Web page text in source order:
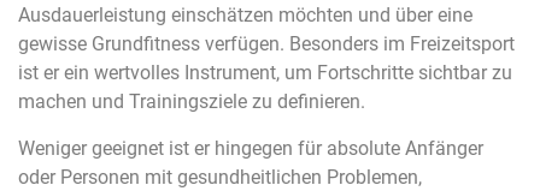
Ausdauerleistung einschätzen möchten und über eine
gewisse Grundfitness verfügen. Besonders im Freizeitsport
ist er ein wertvolles Instrument, um Fortschritte sichtbar zu
machen und Trainingsziele zu definieren.
Weniger geeignet ist er hingegen für absolute Anfänger
oder Personen mit gesundheitlichen Problemen,